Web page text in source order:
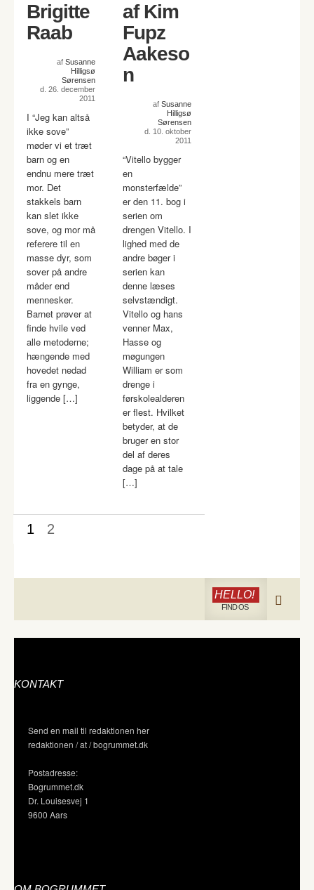
Brigitte
Raab
af Susanne
Hilligsø
Sørensen
d. 26. december
2011
I “Jeg kan altså
ikke sove”
møder vi et træt
barn og en
endnu mere træt
mor. Det
stakkels barn
kan slet ikke
sove, og mor må
referere til en
masse dyr, som
sover på andre
måder end
mennesker.
Barnet prøver at
finde hvile ved
alle metoderne;
hængende med
hovedet nedad
fra en gynge,
liggende […]
af Kim
Fupz
Aakeso
n
af Susanne
Hilligsø
Sørensen
d. 10. oktober
2011
“Vitello bygger
en
monsterfælde”
er den 11. bog i
serien om
drengen Vitello. I
lighed med de
andre bøger i
serien kan
denne læses
selvstændigt.
Vitello og hans
venner Max,
Hasse og
møgungen
William er som
drenge i
førskolealderen
er flest. Hvilket
betyder, at de
bruger en stor
del af deres
dage på at tale
[…]
1 2
HELLO!
FIND OS
KONTAKT
Send en mail til redaktionen her
redaktionen / at / bogrummet.dk
Postadresse:
Bogrummet.dk
Dr. Louisesvej 1
9600 Aars